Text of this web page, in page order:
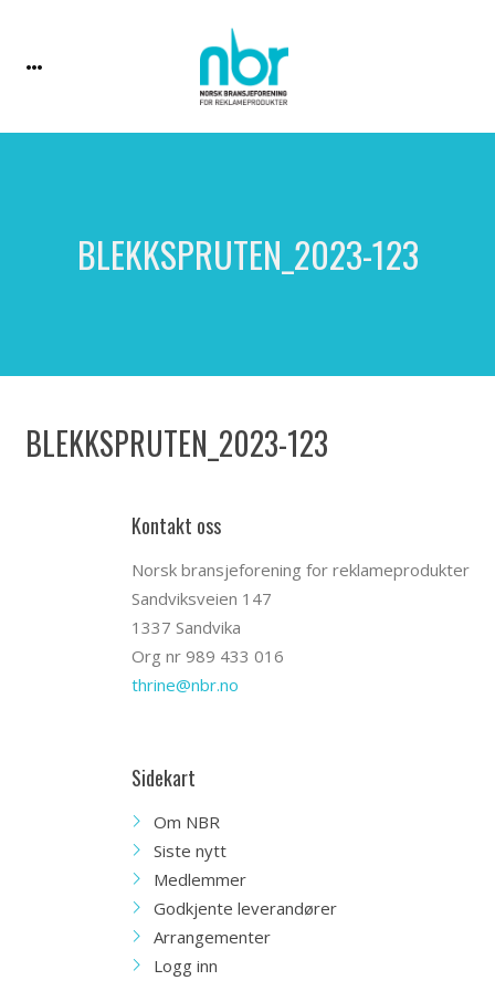
BLEKKSPRUTEN_2023-123
BLEKKSPRUTEN_2023-123
Kontakt oss
Norsk bransjeforening for reklameprodukter
Sandviksveien 147
1337 Sandvika
Org nr 989 433 016
thrine@nbr.no
Sidekart
Om NBR
Siste nytt
Medlemmer
Godkjente leverandører
Arrangementer
Logg inn